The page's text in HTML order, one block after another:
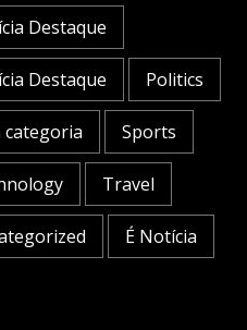
Destaque
Destaque Politics
categoria Sports
Travel
É Notícia